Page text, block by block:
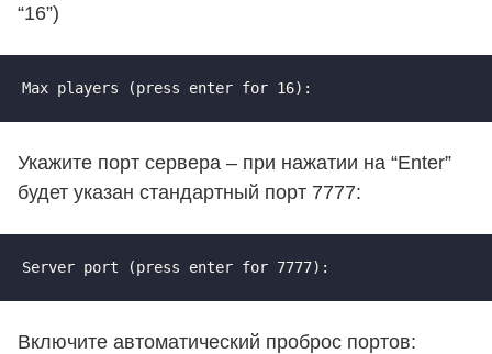
“16”)
Max players (press enter for 16):
Укажите порт сервера – при нажатии на “Enter”
будет указан стандартный порт 7777:
Server port (press enter for 7777):
Включите автоматический проброс портов: